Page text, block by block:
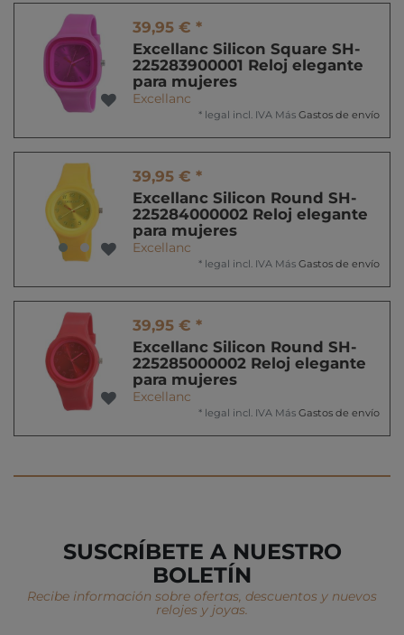
39,95 € *
Excellanc Silicon Square SH-
225283900001 Reloj elegante
para mujeres
Excellanc
* legal incl. IVA Más Gastos de envío
39,95 € *
Excellanc Silicon Round SH-
225284000002 Reloj elegante
para mujeres
Excellanc
* legal incl. IVA Más Gastos de envío
39,95 € *
Excellanc Silicon Round SH-
225285000002 Reloj elegante
para mujeres
Excellanc
* legal incl. IVA Más Gastos de envío
SUSCRÍBETE A NUESTRO
BOLETÍN
Recibe información sobre ofertas, descuentos y nuevos
relojes y joyas.